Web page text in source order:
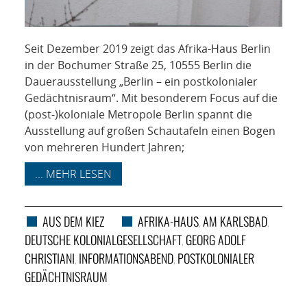
Seit Dezember 2019 zeigt das Afrika-Haus Berlin
in der Bochumer Straße 25, 10555 Berlin die
Dauerausstellung „Berlin – ein postkolonialer
Gedächtnisraum“. Mit besonderem Focus auf die
(post-)koloniale Metropole Berlin spannt die
Ausstellung auf großen Schautafeln einen Bogen
von mehreren Hundert Jahren;
... MEHR LESEN
AUS DEM KIEZ AFRIKA-HAUS,AM KARLSBAD,
DEUTSCHE KOLONIALGESELLSCHAFT, GEORG ADOLF
CHRISTIANI, INFORMATIONSABEND, POSTKOLONIALER
GEDÄCHTNISRAUM